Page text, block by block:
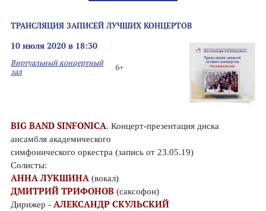
ТРАНСЛЯЦИЯ ЗАПИСЕЙ ЛУЧШИХ КОНЦЕРТОВ
10 июля 2020 в 18:30
6+
Виртуальный концертный
зал
BIG BAND SINFONICA. Концерт-презентация диска
ансамбля академического
симфонического оркестра (запись от 23.05.19)
Солисты:
АННА ЛУКШИНА (вокал)
ДМИТРИЙ ТРИФОНОВ (саксофон)
Дирижер - АЛЕКСАНДР СКУЛЬСКИЙ